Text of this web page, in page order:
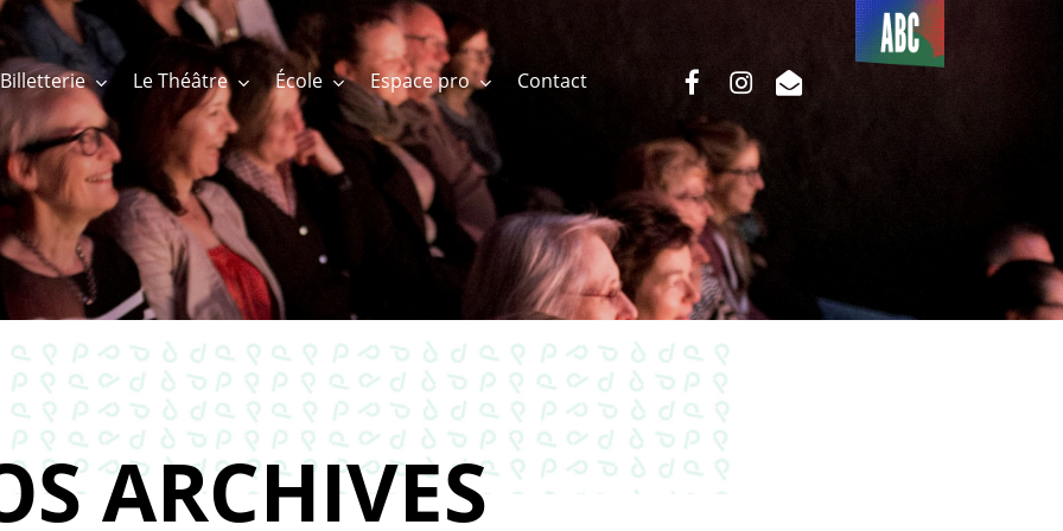
Billetterie Le Théâtre École Espace pro Contact
Du côté
de l’ABC
facebookinstagram
email
ARCHIVES